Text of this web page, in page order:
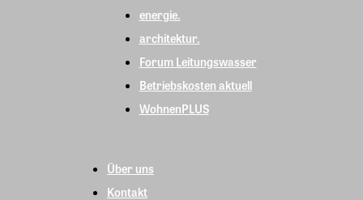
energie.
architektur.
Forum Leitungswasser
Betriebskosten aktuell
WohnenPLUS
Über uns
Kontakt